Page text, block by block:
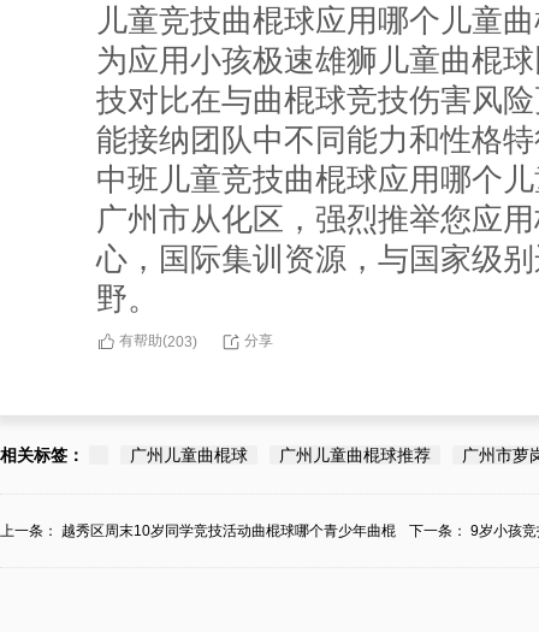
儿童竞技曲棍球应用哪个儿童
为应用小孩极速雄狮儿童曲棍
技对比在与曲棍球竞技伤害风
能接纳团队中不同能力和性格
中班儿童竞技曲棍球应用哪个
广州市从化区，强烈推举您应
心，国际集训资源，与国家级
野。
有帮助(203) 分享
相关标签： 广州儿童曲棍球 广州儿童曲棍球推荐 广州市萝
上一条： 越秀区周末10岁同学竞技活动曲棍球哪个青少年曲棍
下一条： 9岁小孩